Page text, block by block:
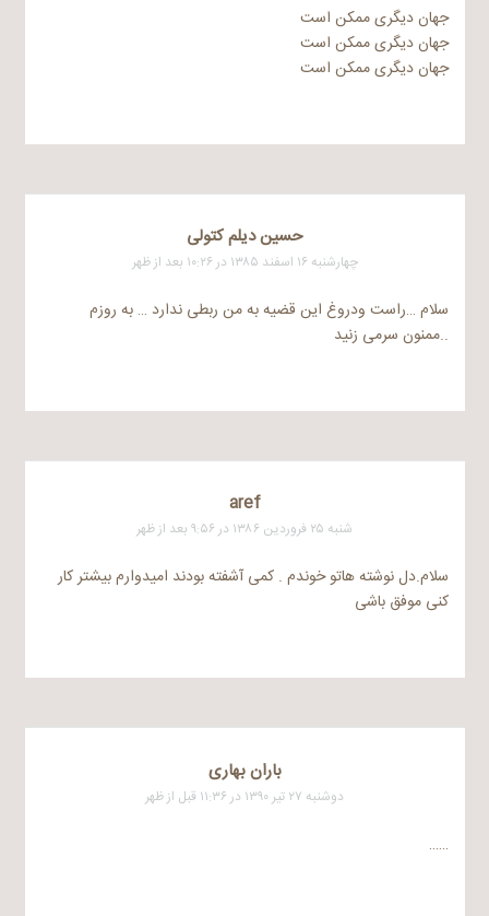
جهان دیگری ممکن است
جهان دیگری ممکن است
جهان دیگری ممکن است
حسین دیلم کتولی
چهارشنبه ۱۶ اسفند ۱۳۸۵ در ۱۰:۲۶ بعد از ظهر
سلام …راست ودروغ این قضیه به من ربطی ندارد … به روزم
..ممنون سرمی زنید
aref
شنبه ۲۵ فروردین ۱۳۸۶ در ۹:۵۶ بعد از ظهر
سلام.دل نوشته هاتو خوندم . کمی آشفته بودند امیدوارم بیشتر کار
کنی موفق باشی
باران بهاری
دوشنبه ۲۷ تیر ۱۳۹۰ در ۱۱:۳۶ قبل از ظهر
……